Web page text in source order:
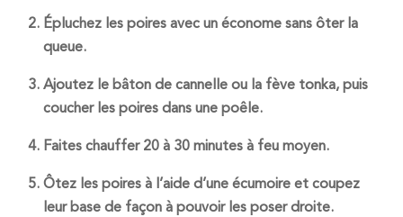
Épluchez les poires avec un économe sans ôter la
queue.
Ajoutez le bâton de cannelle ou la fève tonka, puis
coucher les poires dans une poêle.
Faites chauffer 20 à 30 minutes à feu moyen.
Ôtez les poires à l’aide d’une écumoire et coupez
leur base de façon à pouvoir les poser droite.